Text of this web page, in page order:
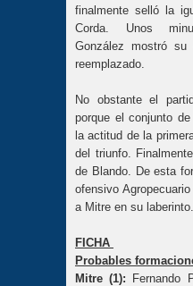
finalmente selló la
Corda. Unos
González mostró
reemplazado.
No obstante el
porque el conjunto
la actitud de la
del triunfo.
de Blando. De esta
ofensivo
a Mitre en su laberinto.
FICHA
Probables
Mitre (1): Fernando